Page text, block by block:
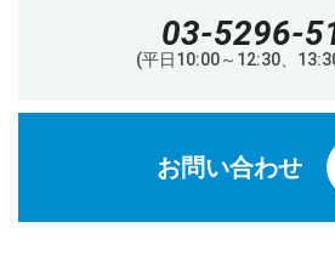
03-5296-
(平日10:00～12:30、
お問い合わせ